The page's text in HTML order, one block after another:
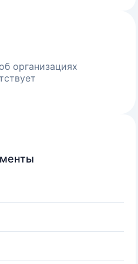
организациях